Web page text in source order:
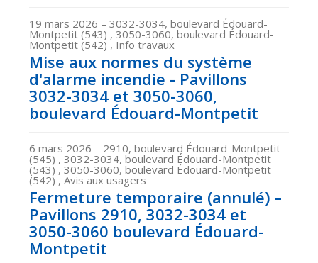
19 mars 2026 – 3032-3034, boulevard Édouard-
Montpetit (543) , 3050-3060, boulevard Édouard-
Montpetit (542) , Info travaux
Mise aux normes du système
d'alarme incendie - Pavillons
3032-3034 et 3050-3060,
boulevard Édouard-Montpetit
6 mars 2026 – 2910, boulevard Édouard-Montpetit
(545) , 3032-3034, boulevard Édouard-Montpetit
(543) , 3050-3060, boulevard Édouard-Montpetit
(542) , Avis aux usagers
Fermeture temporaire (annulé) –
Pavillons 2910, 3032-3034 et
3050-3060 boulevard Édouard-
Montpetit